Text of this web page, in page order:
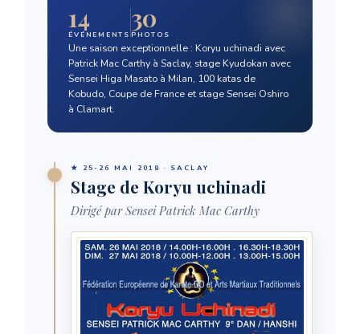
14
ÉVÉNEMENTS
30
PHOTOS
Une saison exceptionnelle : Koryu uchinadi avec
Patrick Mac Carthy à Saclay, stage Kyudokan avec
Sensei Higa Masato à Milan, 100 katas de
Kobudo, Coupe de France et stage Sensei Oshiro
à Clamart.
★ 25-26 MAI 2018 · SACLAY
Stage de Koryu uchinadi
Dirigé par Sensei Patrick Mac Carthy